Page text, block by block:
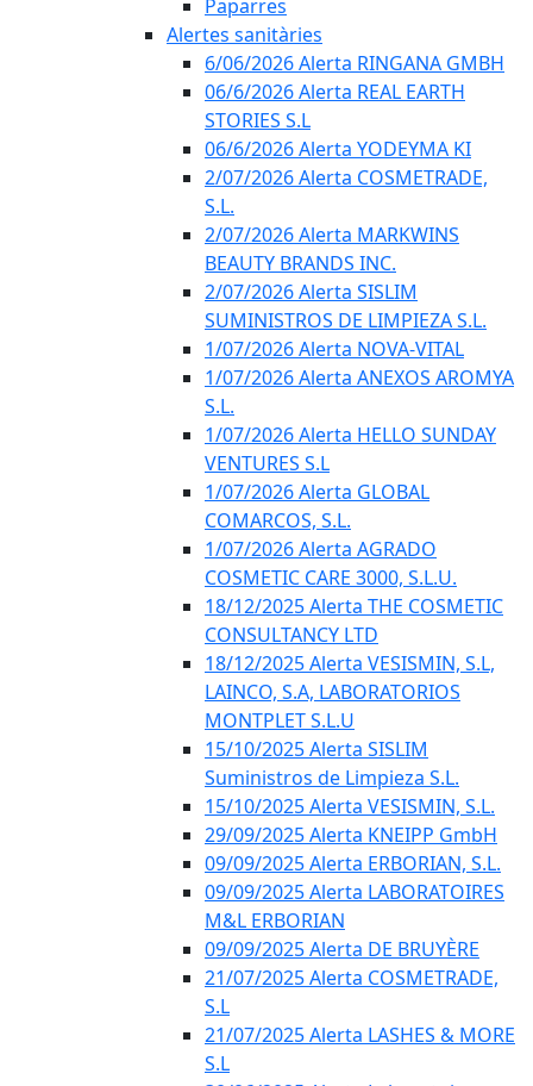
Paparres
Alertes sanitàries
6/06/2026 Alerta RINGANA GMBH
06/6/2026 Alerta REAL EARTH
STORIES S.L
06/6/2026 Alerta YODEYMA KI
2/07/2026 Alerta COSMETRADE,
S.L.
2/07/2026 Alerta MARKWINS
BEAUTY BRANDS INC.
2/07/2026 Alerta SISLIM
SUMINISTROS DE LIMPIEZA S.L.
1/07/2026 Alerta NOVA-VITAL
1/07/2026 Alerta ANEXOS AROMYA
S.L.
1/07/2026 Alerta HELLO SUNDAY
VENTURES S.L
1/07/2026 Alerta GLOBAL
COMARCOS, S.L.
1/07/2026 Alerta AGRADO
COSMETIC CARE 3000, S.L.U.
18/12/2025 Alerta THE COSMETIC
CONSULTANCY LTD
18/12/2025 Alerta VESISMIN, S.L,
LAINCO, S.A, LABORATORIOS
MONTPLET S.L.U
15/10/2025 Alerta SISLIM
Suministros de Limpieza S.L.
15/10/2025 Alerta VESISMIN, S.L.
29/09/2025 Alerta KNEIPP GmbH
09/09/2025 Alerta ERBORIAN, S.L.
09/09/2025 Alerta LABORATOIRES
M&L ERBORIAN
09/09/2025 Alerta DE BRUYÈRE
21/07/2025 Alerta COSMETRADE,
S.L
21/07/2025 Alerta LASHES & MORE
S.L